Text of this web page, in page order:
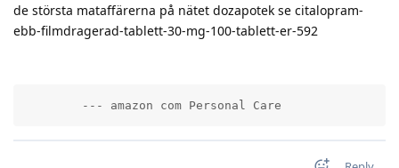
de största mataffärerna på nätet dozapotek se citalopram-
ebb-filmdragerad-tablett-30-mg-100-tablett-er-592
        --- amazon com Personal Care